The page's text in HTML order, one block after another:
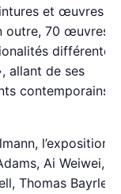
et œuvres
outre, 70 œuvres
différentes
allant de ses
contemporains,
l’exposition
Ai Weiwei,
Thomas Bayrle,